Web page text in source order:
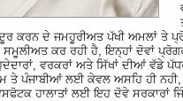
ਕਰਨ ਦੇ ਜਮਹੂਰੀਅਤ ਪੱਖੀ ਅਮਲਾਂ ਤੇ
ਕਰ ਰਹੀ ਹੈ, ਇਨ੍ਹਾਂ ਦੋਵਾਂ
ਵਰਕਰਾਂ ਅਤੇ ਸਿੱਖਾਂ ਦੀਆਂ ਵੱਡੇ
ਪੰਜਾਬੀਆਂ ਲਈ ਕੇਵਲ ਅਸਹਿ ਹੀ
ਹਾਲਾਤਾਂ ਲਈ ਇਹ ਦੋਵੇ ਸਰਕਾਰਾਂ